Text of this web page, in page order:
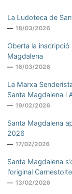
La Ludoteca de
18/03/2026
Oberta la inscripció
Magdalena
16/03/2026
La Marxa
Santa Magdalena i
19/02/2026
Santa Magdalena
2026
17/02/2026
Santa Magdalena
l’original
13/02/2026